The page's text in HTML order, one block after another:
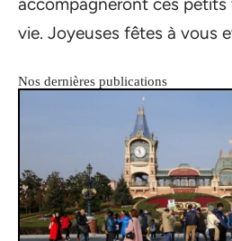
vie. Joyeuses fêtes à vous
Nos dernières publications